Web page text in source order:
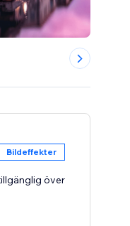
Bildeffekter
över